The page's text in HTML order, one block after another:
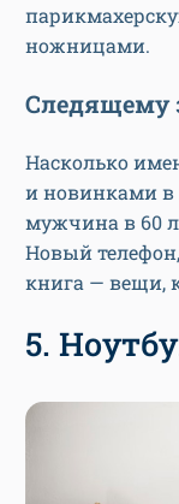
ножницами.
Следящему
Насколько
и новинками в
мужчина в 60
Новый
книга — вещи,
5.